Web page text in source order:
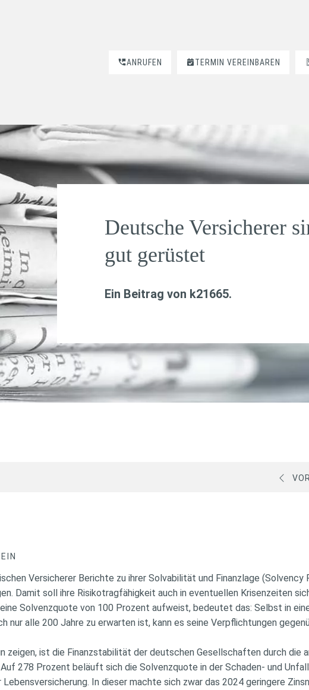
ANRUFEN TERMIN VEREINBAREN
Deutsche Versicherer
gut gerüstet
Ein Beitrag von k21665.
Versicherer Berichte zu ihrer Solvabilität und Finanzlage (Solvency
Damit soll ihre Risikotragfähigkeit auch in eventuellen Krisenzeiten
Solvenzquote von 100 Prozent aufweist, bedeutet das: Selbst in
nur alle 200 Jahre zu erwarten ist, kann es seine Verpflichtungen
zeigen, ist die Finanzstabilität der deutschen Gesellschaften durch die
278 Prozent beläuft sich die Solvenzquote in der Schaden- und
In dieser machte sich zwar das 2024 geringere